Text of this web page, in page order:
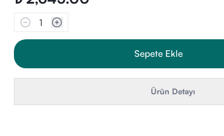
1
Sepete Ekle
Ürün Detayı